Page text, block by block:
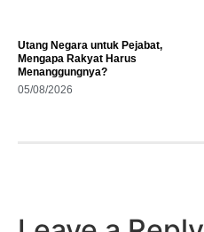
Utang Negara untuk Pejabat,
Mengapa Rakyat Harus
Menanggungnya?
05/08/2026